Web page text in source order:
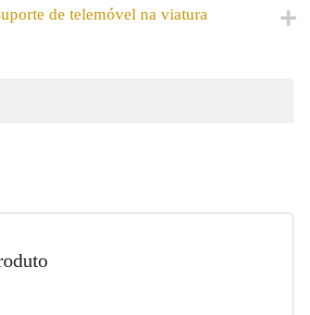
de telemóvel na viatura